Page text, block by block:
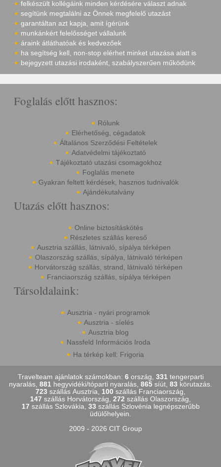
felkészült kollégáink minden kérdésére választ adnak
segítünk megtalálni az Önnek megfelelő utazást
garantáltan azt kapja, amit ígérünk
munkánkért felelősséget vállalunk
áraink átláthatóak és kedvezőek
ha segítség kell, non-stop elérhet minket utazása alatt is
bejegyzett utazási irodaként, szabályszerűen működünk
Foglalás előtt hasznos:
Rólunk
Elérhetőség, cégadatok
Általános Szerződési Feltételek
Adatvédelmi tájékoztató
Tájékoztató utazási csomagokhoz
Foglalás menete
Gyakran feltett kérdések, hasznos tudnivalók
Ajándékutalvány
Utazás előtt hasznos:
Online biztosításkötés
Részletes szállás kereső
Ausztria szállás, látnivaló, sípálya térképen
Olaszország szállás, sípálya, látnivaló térképen
Horvátország szállás, strand, látnivaló térképen
Franciaország szállás, sípálya térképen
Társoldalaink:
Ausztria - nyári programok
Ausztria - síelés
Ausztria blog
Nassfeld Információs Iroda
Ha térkép kell: Frigoria
Travelteam ajánlatok számokban: 6ország, 331 tengerparti
nyaralás, 881 hegyvidéki/tóparti nyaralás, 865 síút, 83 körutazás.
723 szállás Ausztria, 100 szállás Franciaország,
147 szállás Horvátország, 272 szállás Olaszország,
17 szállás Szlovákia, 33 szállás Szlovénia legnépszerűbb
üdülőhelyein.
2009 - 2026 CIT Group